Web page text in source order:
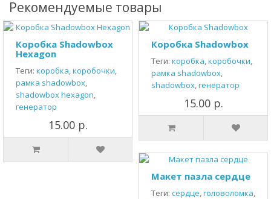
Рекомендуемые товары
Коробка Shadowbox
Hexagon
Теги: коробка,коробочки,
рамка shadowbox,
shadowbox hexagon,
генератор
15.00 р.
Коробка Shadowbox
Теги: коробка,коробочки,
рамка shadowbox,
shadowbox,генератор
15.00 р.
Макет пазла сердце
Теги: сердце,головоломка,